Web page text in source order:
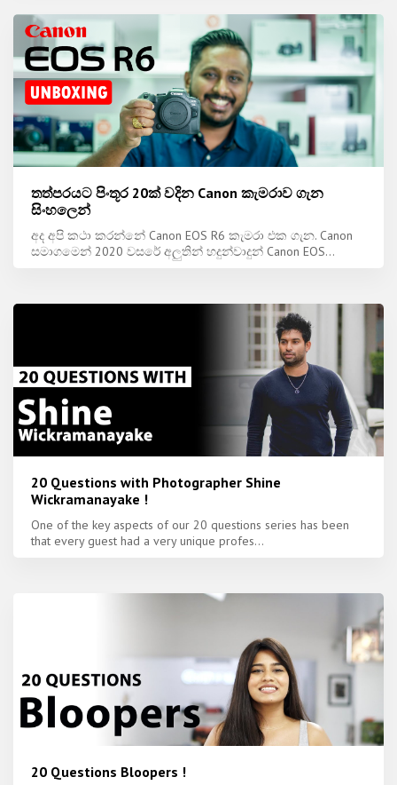
තත්පරයට පිංතූර 20ක් වදින Canon කැමරාව ගැන
සිංහලෙන්
අද අපි කථා කරන්නේ Canon EOS R6 කැමරා එක ගැන. Canon
සමාගමෙන් 2020 වසරේ අලුතින් හදුන්වාදුන් Canon EOS...
20 Questions with Photographer Shine
Wickramanayake !
One of the key aspects of our 20 questions series has been
that every guest had a very unique profes...
20 Questions Bloopers !